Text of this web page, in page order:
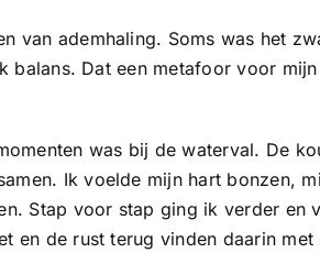
van ademhaling. Soms was het
balans. Dat een metafoor voor
was bij de waterval. De
Ik voelde mijn hart bonzen,
Stap voor stap ging ik verder en
en de rust terug vinden daarin